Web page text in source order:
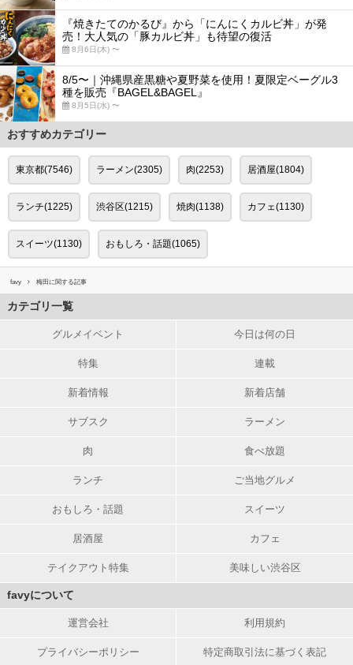
『焼きたてのかるび』から「にんにくカルビ丼」が発
売！大人気の「豚カルビ丼」も待望の復活
8月6日(木) 〜
8/5〜｜沖縄県産黒糖や夏野菜を使用！夏限定ベーグル3
種を販売『BAGEL&BAGEL』
8月5日(水) 〜
おすすめカテゴリー
東京都(7546) ラーメン(2305) 肉(2253) 居酒屋(1804)
ランチ(1225) 渋谷区(1215) 焼肉(1138) カフェ(1130)
スイーツ(1130) おもしろ・話題(1065)
favy 梅田に関する記事
カテゴリ一覧
グルメイベント 今日は何の日
特集 連載
新着情報 新着店舗
サブスク ラーメン
肉 食べ放題
ランチ ご当地グルメ
おもしろ・話題 スイーツ
居酒屋 カフェ
テイクアウト特集 美味しい渋谷区
favyについて
運営会社 利用規約
プライバシーポリシー 特定商取引法に基づく表記